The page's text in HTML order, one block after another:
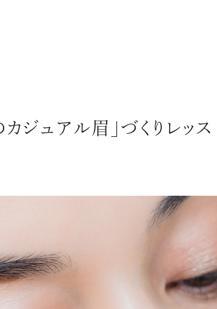
インテリア
ジュアル眉」づくりレッス